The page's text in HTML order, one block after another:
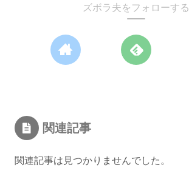
ズボラ夫をフォローする
関連記事
関連記事は見つかりませんでした。